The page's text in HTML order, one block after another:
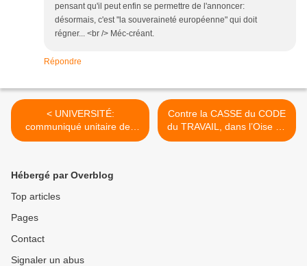
pensant qu'il peut enfin se permettre de l'annoncer:
désormais, c'est "la souveraineté européenne" qui doit
régner... <br /> Méc-créant.
Répondre
< UNIVERSITÉ:
communiqué unitaire des
organisations de jeunesse
novembre 2017
Contre la CASSE du CODE
du TRAVAIL, dans l’Oise on
prépare le 16 NOVEMBRE
Hébergé par Overblog
Top articles
Pages
Contact
Signaler un abus